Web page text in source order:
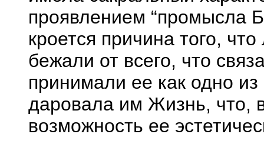
проявлением “промысла
кроется причина того,
бежали от всего, что
принимали ее как одно
даровала им Жизнь, что,
возможность ее